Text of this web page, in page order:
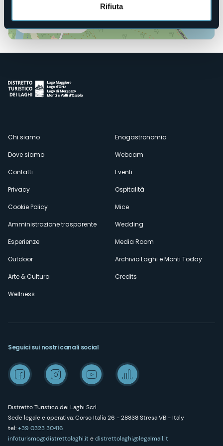
Rifiuta
Apri mappa
Menù
secondario
Chi siamo
Dove siamo
Contatti
Privacy
Cookie Policy
Amministrazione trasparente
Esperienze
Outdoor
Arte & Cultura
Wellness
Enogastronomia
Webcam
Eventi
Ospitalità
Mice
Wedding
Media Room
Archivio Laghi e Monti Today
Credits
Distretto Turistico dei Laghi Scrl
Sede legale e operativa: Corso Italia 26 - 28838 Stresa VB - Italy
tel:+39 0323 30416
infoturismo@distrettolaghi.itedistrettolaghi@legalmail.it
Seguici sui nostri canali social